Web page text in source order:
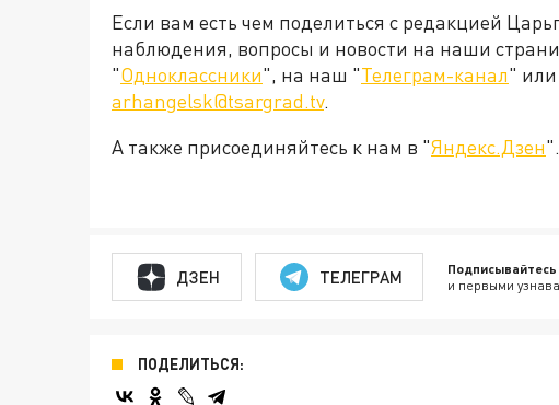
Если вам есть чем поделиться с редакцией
наблюдения, вопросы и новости на наши
"Одноклассники", на наш "Телеграм-канал" или
arhangelsk@tsargrad.tv.
А также присоединяйтесь к нам в "Яндекс.Дзен".
ДЗЕН ТЕЛЕГРАМ и первыми
ПОДЕЛИТЬСЯ: